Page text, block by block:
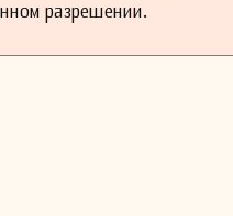
разрешении.